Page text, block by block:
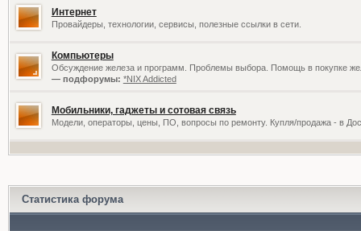
Интернет
Провайдеры, технологии, сервисы, полезные ссылки в сети.
Компьютеры
Обсуждение железа и программ. Проблемы выбора. Помощь в покупке
— подфорумы: *NIX Addicted
Мобильники, гаджеты и сотовая связь
Модели, операторы, цены, ПО, вопросы по ремонту. Купля/продажа - в
Статистика форума